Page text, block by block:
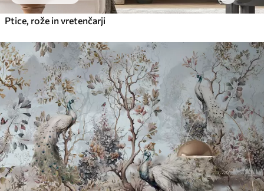
Ptice, rože in vretenčarji